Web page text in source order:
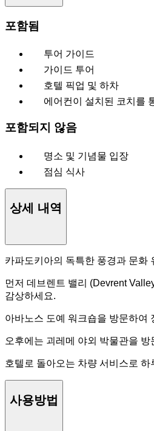
포함됨
투어 가이드
가이드 투어
호텔 픽업 및 하차
에어컨이 설치된 코치를
포함되지 않음
명소 및 기념물 입장
점심 식사
상세 내역
카파도키아의 독특한 풍경과 문화
먼저 데브렌트 밸리 (Devrent
감상하세요.
아바노스 도예 워크숍을 방문하여
오후에는 괴레메 야외 박물관을
호텔로 돌아오는 차량 서비스로
사용방법